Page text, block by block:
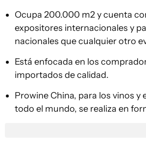
Ocupa 200.000 m2 y cuenta
expositores internacionales y
nacionales que cualquier otro
Está enfocada en los
importados de calidad.
Prowine China, para los vinos y
todo el mundo, se realiza en